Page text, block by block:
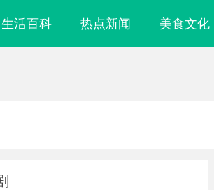
生活百科 热点新闻 美食文化